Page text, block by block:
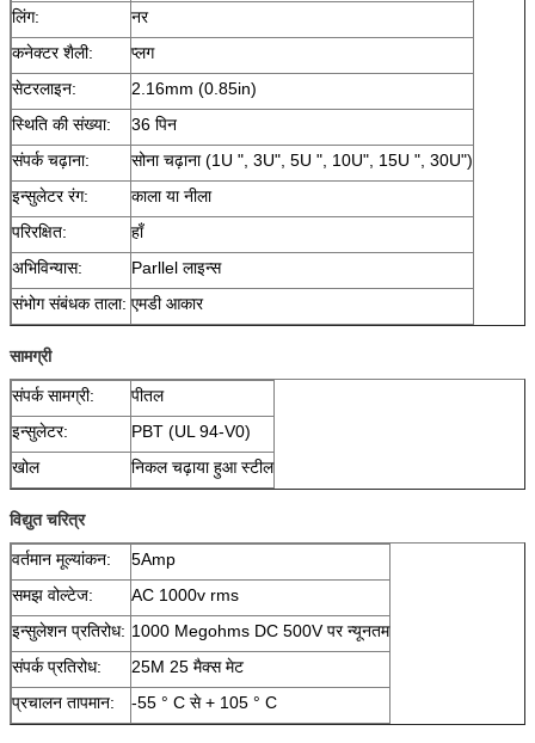
लिंग:
नर
कनेक्टर शैली:
प्लग
सेटरलाइन:
2.16mm (0.85in)
स्थिति की संख्या:
36 पिन
संपर्क चढ़ाना:
सोना चढ़ाना (1U ", 3U", 5U ", 10U", 15U ", 30U")
इन्सुलेटर रंग:
काला या नीला
परिरक्षित:
हाँ
अभिविन्यास:
Parllel लाइन्स
संभोग संबंधक ताला: एमडी आकार
सामग्री
संपर्क सामग्री:
पीतल
इन्सुलेटर:
PBT (UL 94-V0)
खोल
निकल चढ़ाया हुआ स्टील
विद्युत चरित्र
वर्तमान मूल्यांकन:
5Amp
समझ वोल्टेज:
AC 1000v rms
इन्सुलेशन प्रतिरोध: 1000 Megohms DC 500V पर न्यूनतम
संपर्क प्रतिरोध:
25M 25 मैक्स मेट
प्रचालन तापमान:
-55 ° C से + 105 ° C